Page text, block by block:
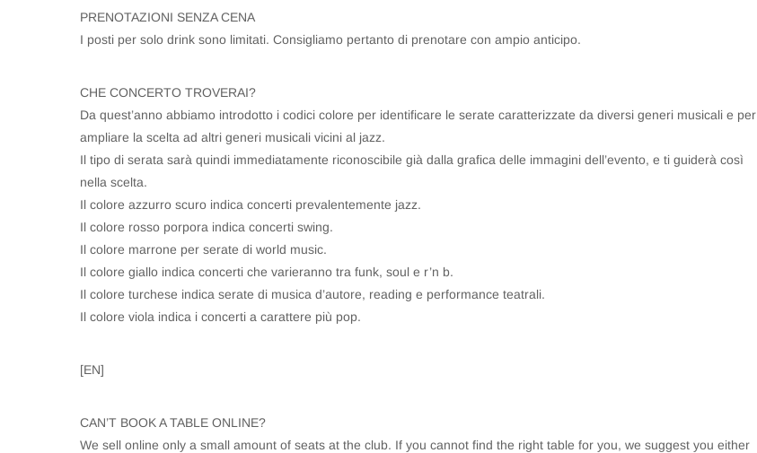
PRENOTAZIONI SENZA CENA
I posti per solo drink sono limitati. Consigliamo pertanto di prenotare con ampio anticipo.
CHE CONCERTO TROVERAI?
Da quest’anno abbiamo introdotto i codici colore per identificare le serate caratterizzate da diversi generi musicali e per
ampliare la scelta ad altri generi musicali vicini al jazz.
Il tipo di serata sarà quindi immediatamente riconoscibile già dalla grafica delle immagini dell’evento, e ti guiderà così
nella scelta.
Il colore azzurro scuro indica concerti prevalentemente jazz.
Il colore rosso porpora indica concerti swing.
Il colore marrone per serate di world music.
Il colore giallo indica concerti che varieranno tra funk, soul e r’n b.
Il colore turchese indica serate di musica d’autore, reading e performance teatrali.
Il colore viola indica i concerti a carattere più pop.
[EN]
CAN’T BOOK A TABLE ONLINE?
We sell online only a small amount of seats at the club. If you cannot find the right table for you, we suggest you either